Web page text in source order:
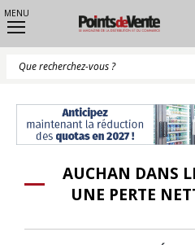
MENU
AUCHAN DANS
UNE PERTE